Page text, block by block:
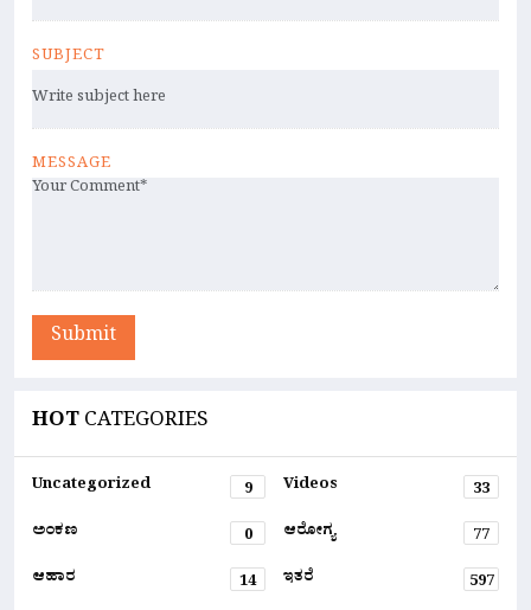
SUBJECT
MESSAGE
Submit
HOTCATEGORIES
Uncategorized 9 Videos
33
ಅಂಕಣ
0 ಆರೋಗ್ಯ
77
ಆಹಾರ
14 ಇತರೆ
597